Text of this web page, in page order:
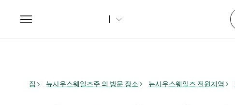
Toggle
navigation
집 뉴사우스웨일즈주 의 방문 장소 뉴사우스웨일즈 전원지역